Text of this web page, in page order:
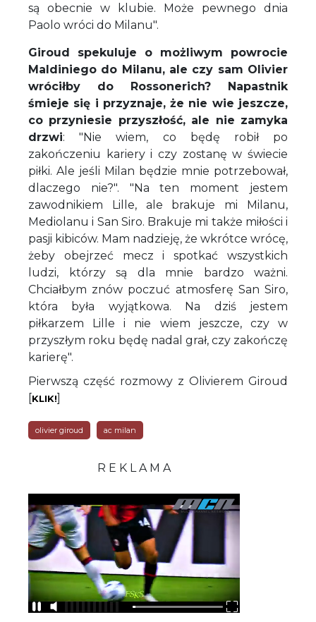
są obecnie w klubie. Może pewnego dnia
Paolo wróci do Milanu".
Giroud spekuluje o możliwym powrocie
Maldiniego do Milanu, ale czy sam Olivier
wróciłby do Rossonerich? Napastnik
śmieje się i przyznaje, że nie wie jeszcze,
co przyniesie przyszłość, ale nie zamyka
drzwi: "Nie wiem, co będę robił po
zakończeniu kariery i czy zostanę w świecie
piłki. Ale jeśli Milan będzie mnie potrzebował,
dlaczego nie?". "Na ten moment jestem
zawodnikiem Lille, ale brakuje mi Milanu,
Mediolanu i San Siro. Brakuje mi także miłości i
pasji kibiców. Mam nadzieję, że wkrótce wrócę,
żeby obejrzeć mecz i spotkać wszystkich
ludzi, którzy są dla mnie bardzo ważni.
Chciałbym znów poczuć atmosferę San Siro,
która była wyjątkowa. Na dziś jestem
piłkarzem Lille i nie wiem jeszcze, czy w
przyszłym roku będę nadal grał, czy zakończę
karierę".
Pierwszą część rozmowy z Olivierem Giroud
[KLIK!]
olivier giroud ac milan
R E K L A M A